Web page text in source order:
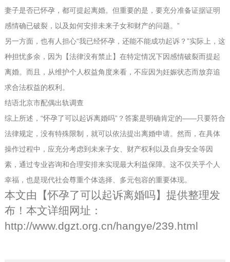
妻子是否已怀孕，都可提起离婚。但重要的是，要充分准备证据证明
感情确已破裂，以及如何安排未来子女和财产的问题。”
另一方面，也有人担心“我已经怀孕，还能不能成功起诉？”实际上，这
种担忧多余，因为【法律没有禁止】在特定情况下因感情破裂而提起
离婚。而且，从维护个人权益角度来看，不应因为妊娠状态而放弃追
求合法权益的权利。
结语北京市配偶出轨调查
综上所述，“怀孕了可以起诉离婚吗”？答案是明确肯定的——只要符合
法律规定，没有特殊限制，就可以依法提出离婚申请。然而，在具体
操作过程中，应充分考虑到未来子女、财产权利以及自身安全等因
素，通过专业咨询和合理安排来实现最大利益保障。这不仅关乎个人
幸福，也是现代社会尊重个体选择、多元包容的重要体现。
本文由【怀孕了可以起诉离婚吗】提供整理发
布！本文详细网址：
http://www.dgzt.org.cn/hangye/239.html